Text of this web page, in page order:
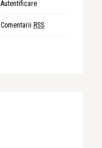
Autentificare
Comentarii RSS